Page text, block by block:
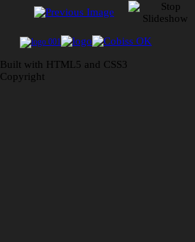
Built with HTML5 and CSS3
Copyright